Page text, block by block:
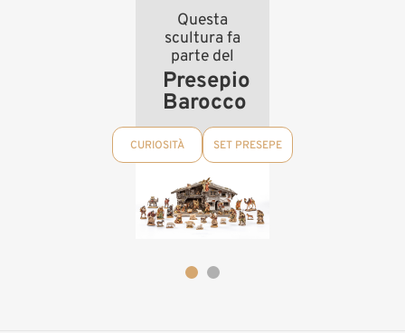
Questa
scultura fa
parte del
Presepio
Barocco
CURIOSITÀ SET PRESEPE